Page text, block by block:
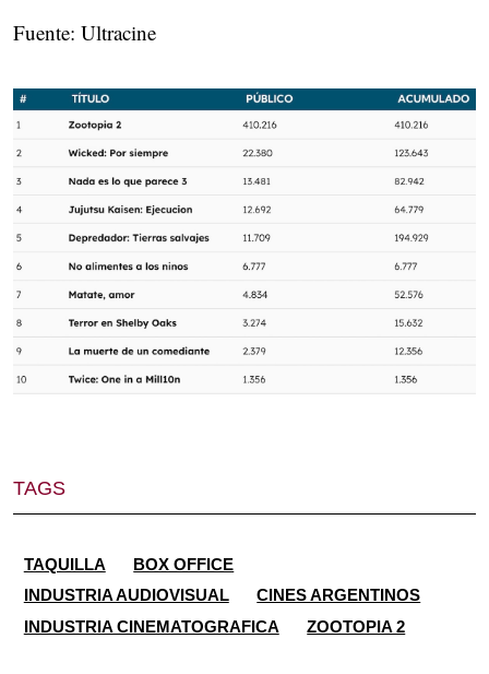
Fuente: Ultracine
TAGS
TAQUILLA
BOX OFFICE
INDUSTRIA AUDIOVISUAL
CINES ARGENTINOS
INDUSTRIA CINEMATOGRAFICA
ZOOTOPIA 2